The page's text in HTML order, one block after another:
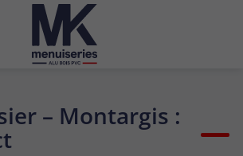
– Montargis :